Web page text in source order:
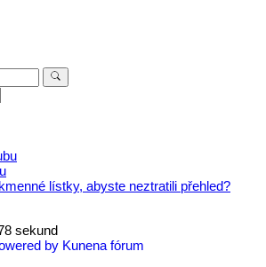
lístky, abyste neztratili přehled?
sekund
by Kunena fórum